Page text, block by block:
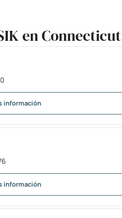
en Connecticut
información
información